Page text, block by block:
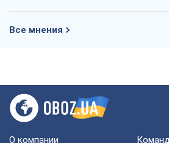
Все мнения
О компании